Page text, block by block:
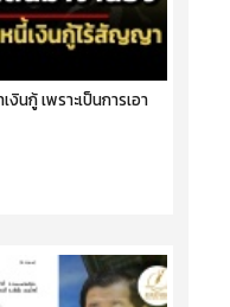
นกู้ เพราะเป็นการเอา